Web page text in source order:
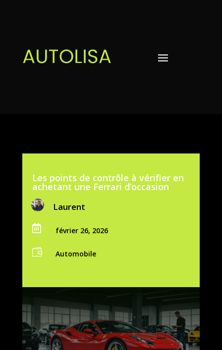
Les points de contrôle à vérifier en
achetant une Ferrari d’occasion
Laurent
 février 26, 2026
 Automobile